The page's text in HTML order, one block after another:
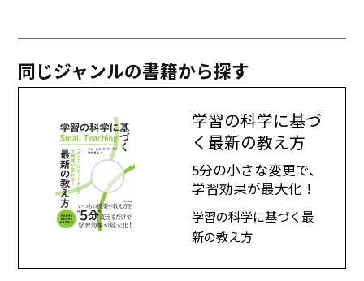
同じジャンルの書籍から探す
学習の科学に基づ
く最新の教え方
5分の小さな変更で、
学習効果が最大化！
学習の科学に基づく最
新の教え方